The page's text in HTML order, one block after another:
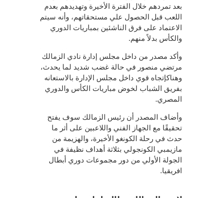
بعد تمردهم خلال الفترة الأخيرة وتهديدهم بعدم
اللعب قبل الحصول علي مستحقاتهم، وأنه سيتم
الاعتماد على فرق الناشئين بمباريات الدوري
والكأس بدلاً منهم.
وأكد مصدر من داخل مجلس إدارة نادي الزمالك
مرتضي منصور في حالة غضب شديد لما يحدث،
وهناكإتجاه قوي داخل مجلس الإدارة بالاستعانه
بفريق الشباب لخوض مباريات الكأس والدوري
المصري.
وأضاف المصدر أن رئيس الزمالك سوف يفتح
تحقيقًا مع الجهاز الفني واللاعبين على أثر ما
حدث في رحلة الكونغو الأخيرة، والهزيمة من
مازيمبي الكونجولي بثلاثة أهداف نظيفة في
الجولة الأولي من دور مجموعات دوري أبطال
افريقيا.